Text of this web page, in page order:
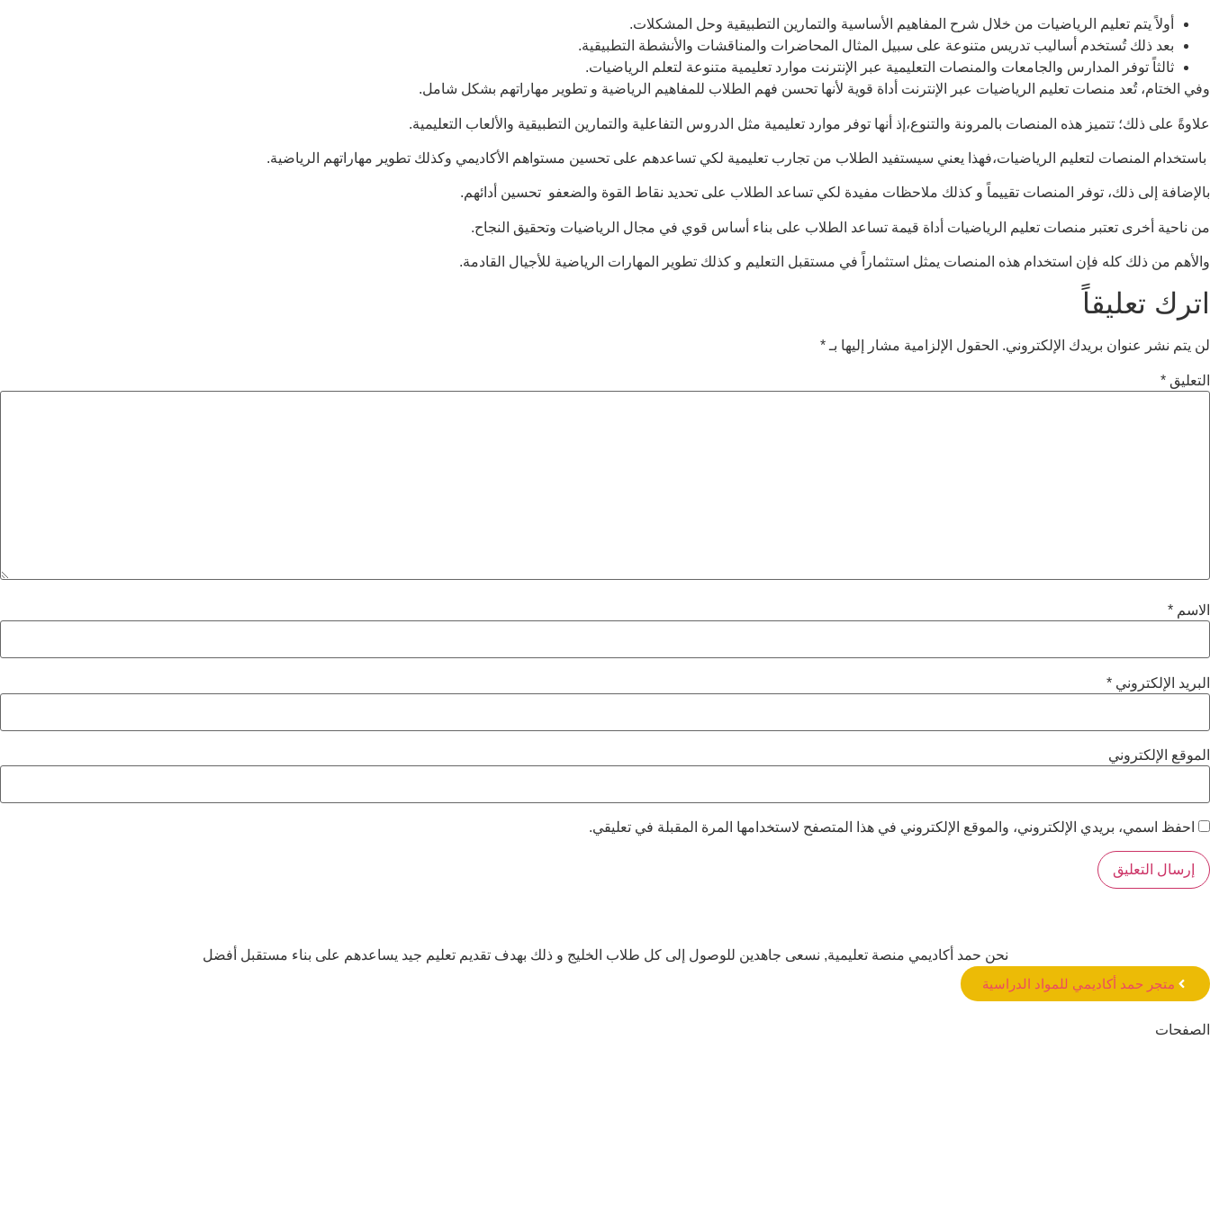
أولاً يتم تعليم الرياضيات من خلال شرح المفاهيم الأساسية والتمارين التطبيقية وحل المشكلات.
بعد ذلك تُستخدم أساليب تدريس متنوعة على سبيل المثال المحاضرات والمناقشات والأنشطة التطبيقية.
ثالثاً توفر المدارس والجامعات والمنصات التعليمية عبر الإنترنت موارد تعليمية متنوعة لتعلم الرياضيات.
وفي الختام، تُعد منصات تعليم الرياضيات عبر الإنترنت أداة قوية لأنها تحسن فهم الطلاب للمفاهيم الرياضية و تطوير مهاراتهم بشكل شامل.
علاوةً على ذلك؛ تتميز هذه المنصات بالمرونة والتنوع،إذ أنها توفر موارد تعليمية مثل الدروس التفاعلية والتمارين التطبيقية والألعاب التعليمية.
باستخدام المنصات لتعليم الرياضيات،فهذا يعني سيستفيد الطلاب من تجارب تعليمية لكي تساعدهم على تحسين مستواهم الأكاديمي وكذلك تطوير مهاراتهم الرياضية.
بالإضافة إلى ذلك، توفر المنصات تقييماً و كذلك ملاحظات مفيدة لكي تساعد الطلاب على تحديد نقاط القوة والضعفو تحسين أدائهم.
من ناحية أخرى تعتبر منصات تعليم الرياضيات أداة قيمة تساعد الطلاب على بناء أساس قوي في مجال الرياضيات وتحقيق النجاح.
والأهم من ذلك كله فإن استخدام هذه المنصات يمثل استثماراً في مستقبل التعليم و كذلك تطوير المهارات الرياضية للأجيال القادمة.
اترك تعليقاً
لن يتم نشر عنوان بريدك الإلكتروني. الحقول الإلزامية مشار إليها بـ *
التعليق *
الاسم *
البريد الإلكتروني *
الموقع الإلكتروني
احفظ اسمي، بريدي الإلكتروني، والموقع الإلكتروني في هذا المتصفح لاستخدامها المرة المقبلة في تعليقي.
نحن حمد أكاديمي منصة تعليمية, نسعى جاهدين للوصول إلى كل طلاب الخليج و ذلك بهدف تقديم تعليم جيد يساعدهم على بناء مستقبل أفضل
متجر حمد أكاديمي للمواد الدراسية
الصفحات